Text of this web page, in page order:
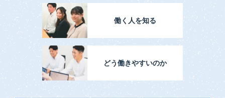
働く人を知る
どう働きやすいのか